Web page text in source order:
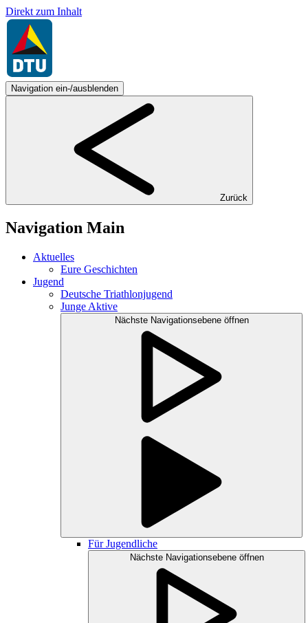
Direkt zum Inhalt
Navigation ein-/ausblenden
Zurück
Navigation Main
Aktuelles
Eure Geschichten
Jugend
Deutsche Triathlonjugend
Junge Aktive
Nächste Navigationsebene öffnen
Für Jugendliche
Nächste Navigationsebene öffnen